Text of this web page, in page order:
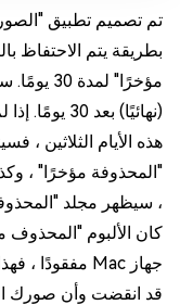
بطريقة يتم الاحتفاظ
مؤخرًا"
(نهائيًا)
هذه الأيام الثلاثين
"المحذوفة مؤخرًا" ،
، سيظهر مجلد
كان الألبوم
قد انقضت وأن صورك